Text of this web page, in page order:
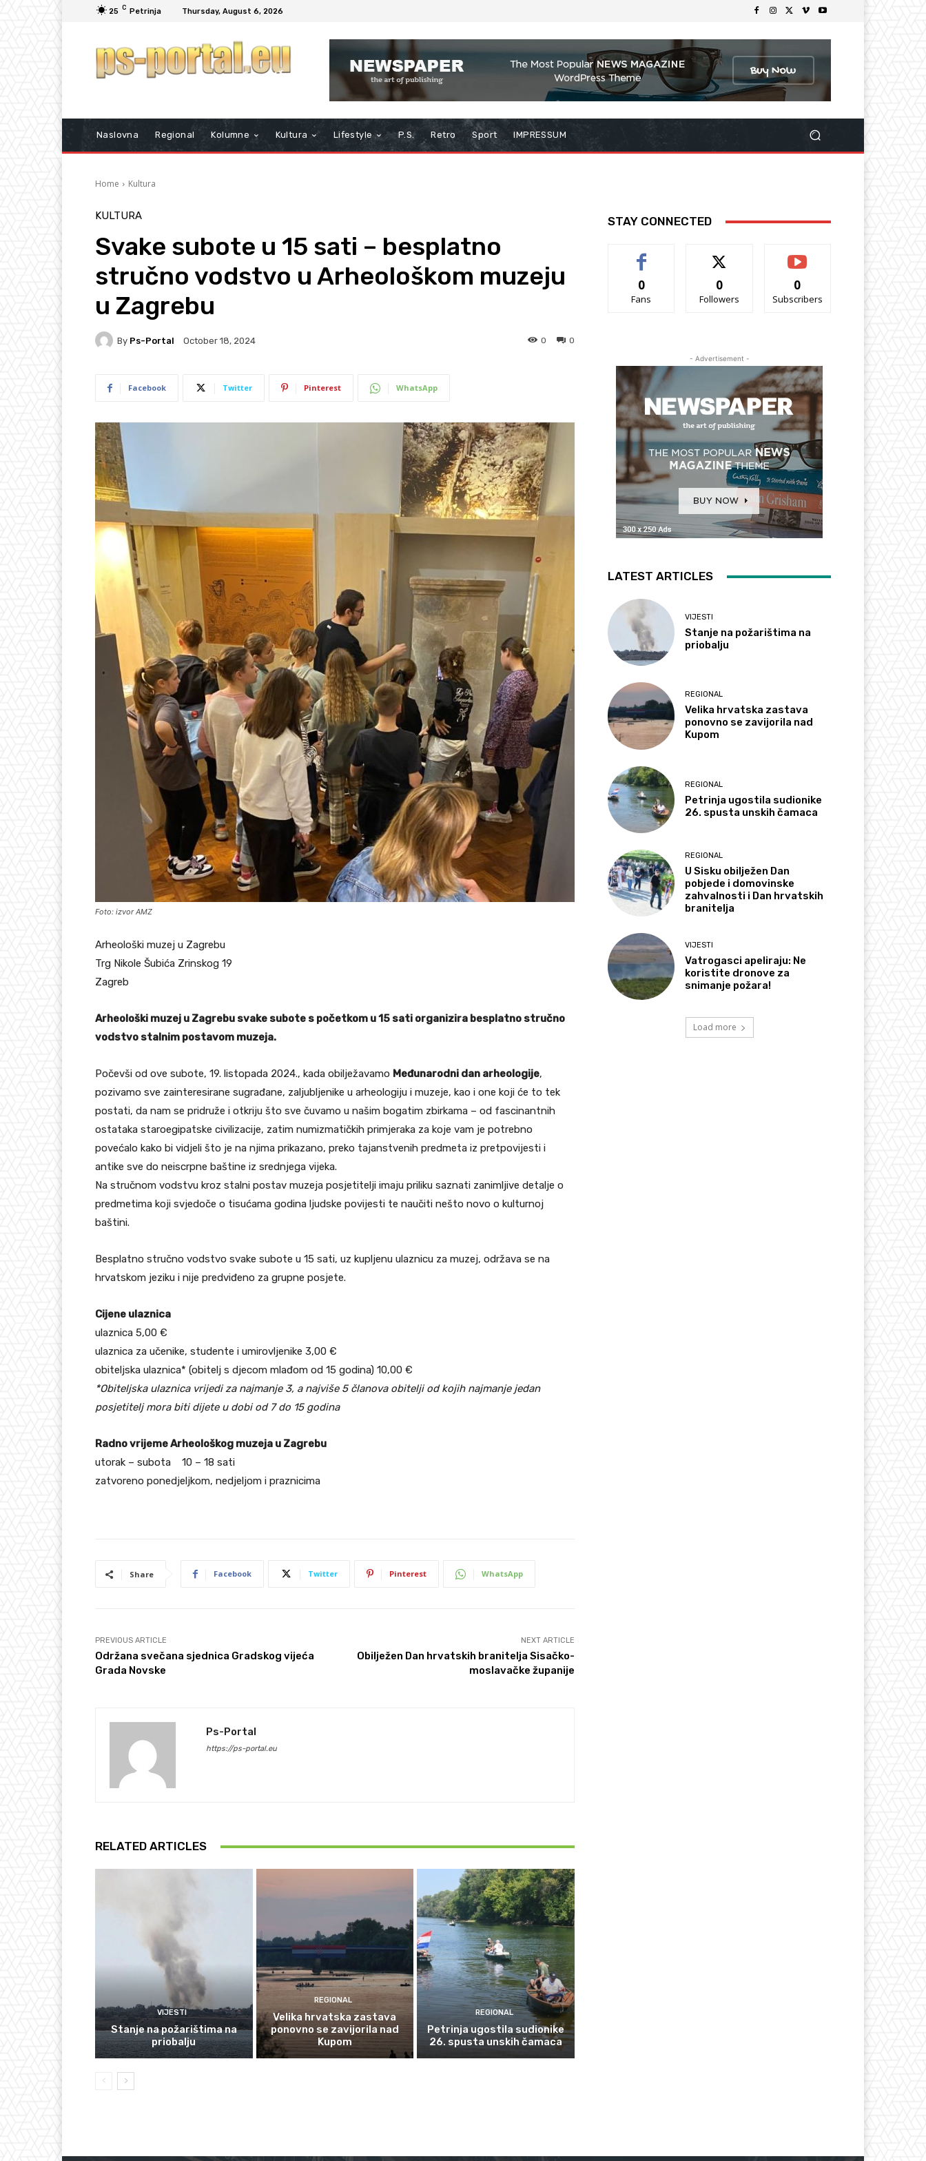
25 C Petrinja Thursday, August 6, 2026
Naslovna Regional Kolumne Kultura Lifestyle P.S. Retro Sport IMPRESSUM
Home Kultura
KULTURA
Svake subote u 15 sati – besplatno
stručno vodstvo u Arheološkom muzeju
u Zagrebu
By Ps-Portal October 18, 2024 0
0
Facebook Twitter Pinterest WhatsApp
Foto: izvor AMZ
Arheološki muzej u Zagrebu
Trg Nikole Šubića Zrinskog 19
Zagreb
Arheološki muzej u Zagrebu svake subote s početkom u 15 sati organizira besplatno stručno
vodstvo stalnim postavom muzeja.
Počevši od ove subote, 19. listopada 2024., kada obilježavamo Međunarodni dan arheologije,
pozivamo sve zainteresirane sugrađane, zaljubljenike u arheologiju i muzeje, kao i one koji će to tek
postati, da nam se pridruže i otkriju što sve čuvamo u našim bogatim zbirkama – od fascinantnih
ostataka staroegipatske civilizacije, zatim numizmatičkih primjeraka za koje vam je potrebno
povećalo kako bi vidjeli što je na njima prikazano, preko tajanstvenih predmeta iz pretpovijesti i
antike sve do neiscrpne baštine iz srednjega vijeka.
Na stručnom vodstvu kroz stalni postav muzeja posjetitelji imaju priliku saznati zanimljive detalje o
predmetima koji svjedoče o tisućama godina ljudske povijesti te naučiti nešto novo o kulturnoj
baštini.
Besplatno stručno vodstvo svake subote u 15 sati, uz kupljenu ulaznicu za muzej, održava se na
hrvatskom jeziku i nije predviđeno za grupne posjete.
Cijene ulaznica
ulaznica 5,00 €
ulaznica za učenike, studente i umirovljenike 3,00 €
obiteljska ulaznica* (obitelj s djecom mlađom od 15 godina) 10,00 €
*Obiteljska ulaznica vrijedi za najmanje 3, a najviše 5 članova obitelji od kojih najmanje jedan
posjetitelj mora biti dijete u dobi od 7 do 15 godina
Radno vrijeme Arheološkog muzeja u Zagrebu
utorak – subota 10 – 18 sati
zatvoreno ponedjeljkom, nedjeljom i praznicima
Share Facebook Twitter Pinterest WhatsApp
PREVIOUS ARTICLE
Održana svečana sjednica Gradskog vijeća
Grada Novske
NEXT ARTICLE
Obilježen Dan hrvatskih branitelja Sisačko-
moslavačke županije
Ps-Portal
https://ps-portal.eu
RELATED ARTICLES
VIJESTI
Stanje na požarištima na
priobalju
REGIONAL
Velika hrvatska zastava
ponovno se zavijorila nad
Kupom
REGIONAL
Petrinja ugostila sudionike
26. spusta unskih čamaca
STAY CONNECTED
0
Fans
0
Followers
0
Subscribers
- Advertisement -
LATEST ARTICLES
VIJESTI
Stanje na požarištima na
priobalju
REGIONAL
Velika hrvatska zastava
ponovno se zavijorila nad
Kupom
REGIONAL
Petrinja ugostila sudionike
26. spusta unskih čamaca
REGIONAL
U Sisku obilježen Dan
pobjede i domovinske
zahvalnosti i Dan hrvatskih
branitelja
VIJESTI
Vatrogasci apeliraju: Ne
koristite dronove za
snimanje požara!
Load more